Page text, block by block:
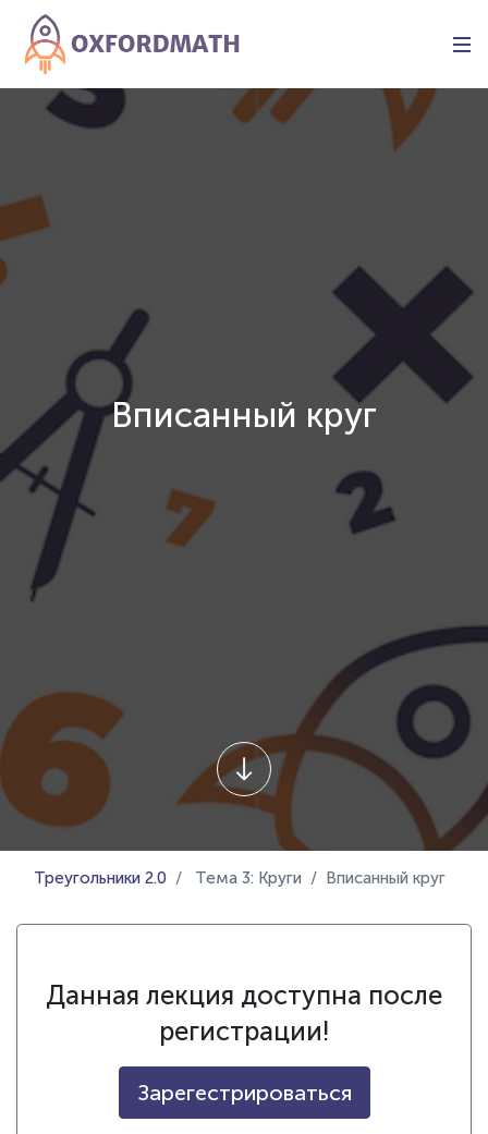
Вписанный круг
Треугольники 2.0 Тема 3: Круги Вписанный круг
Данная лекция доступна после
регистрации!
Зарегестрироваться